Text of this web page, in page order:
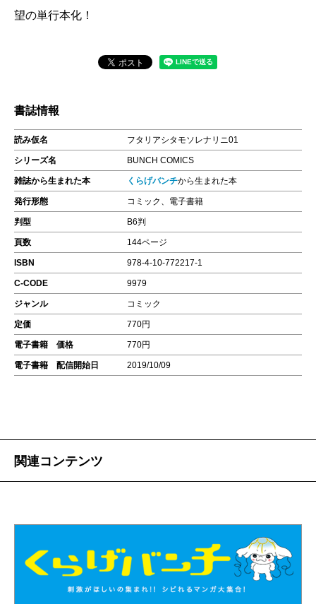
望の単行本化！
書誌情報
読み仮名 フタリアシタモソレナリニ01
シリーズ名 BUNCH COMICS
雑誌から生まれた本 くらげバンチから生まれた本
発行形態 コミック、電子書籍
判型 B6判
頁数 144ページ
ISBN 978-4-10-772217-1
C-CODE 9979
ジャンル コミック
定価 770円
電子書籍 価格 770円
電子書籍 配信開始日 2019/10/09
関連コンテンツ